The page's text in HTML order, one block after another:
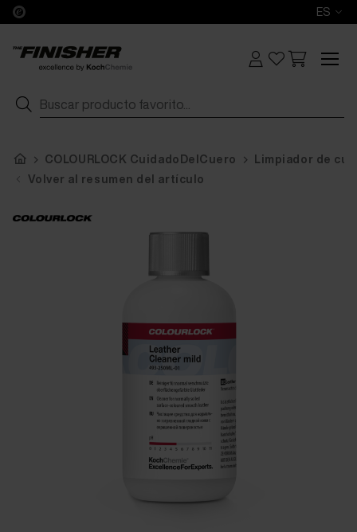
ES
COLOURLOCK CuidadoDelCuero
Limpiador de
Volver al resumen del artículo